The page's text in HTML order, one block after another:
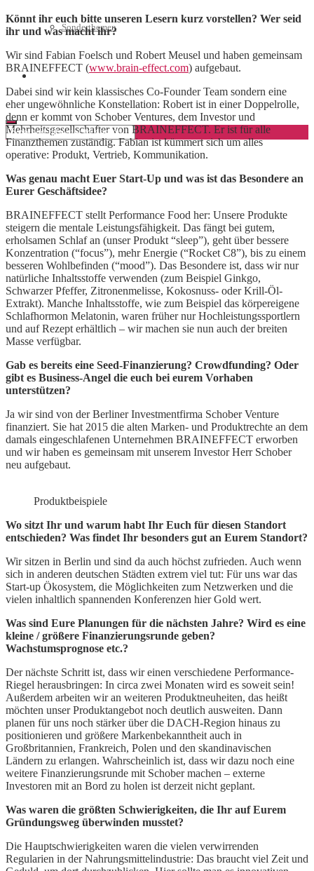
Sonderthemen
Geschäftskonto eröffnen
Könnt ihr euch bitte unseren Lesern kurz vorstellen? Wer seid
ihr und was macht ihr?
Wir sind Fabian Foelsch und Robert Meusel und haben gemeinsam
BRAINEFFECT (www.brain-effect.com) aufgebaut.
Dabei sind wir kein klassisches Co-Founder Team sondern eine
eher ungewöhnliche Konstellation: Robert ist in einer Doppelrolle,
denn er kommt von Schober Ventures, dem Investor und
Mehrheitsgesellschafter von BRAINEFFECT. Er ist für alle
Finanzthemen zuständig. Fabian ist kümmert sich um alles
operative: Produkt, Vertrieb, Kommunikation.
Was genau macht Euer Start-Up und was ist das Besondere an
Eurer Geschäftsidee?
BRAINEFFECT stellt Performance Food her: Unsere Produkte
steigern die mentale Leistungsfähigkeit. Das fängt bei gutem,
erholsamen Schlaf an (unser Produkt “sleep”), geht über bessere
Konzentration (“focus”), mehr Energie (“Rocket C8”), bis zu einem
besseren Wohlbefinden (“mood”). Das Besondere ist, dass wir nur
natürliche Inhaltsstoffe verwenden (zum Beispiel Ginkgo,
Schwarzer Pfeffer, Zitronenmelisse, Kokosnuss- oder Krill-Öl-
Extrakt). Manche Inhaltsstoffe, wie zum Beispiel das körpereigene
Schlafhormon Melatonin, waren früher nur Hochleistungssportlern
und auf Rezept erhältlich – wir machen sie nun auch der breiten
Masse verfügbar.
Gab es bereits eine Seed-Finanzierung? Crowdfunding? Oder
gibt es Business-Angel die euch bei eurem Vorhaben
unterstützen?
Ja wir sind von der Berliner Investmentfirma Schober Venture
finanziert. Sie hat 2015 die alten Marken- und Produktrechte an dem
damals eingeschlafenen Unternehmen BRAINEFFECT erworben
und wir haben es gemeinsam mit unserem Investor Herr Schober
neu aufgebaut.
Produktbeispiele
Wo sitzt Ihr und warum habt Ihr Euch für diesen Standort
entschieden? Was findet Ihr besonders gut an Eurem Standort?
Wir sitzen in Berlin und sind da auch höchst zufrieden. Auch wenn
sich in anderen deutschen Städten extrem viel tut: Für uns war das
Start-up Ökosystem, die Möglichkeiten zum Netzwerken und die
vielen inhaltlich spannenden Konferenzen hier Gold wert.
Was sind Eure Planungen für die nächsten Jahre? Wird es eine
kleine / größere Finanzierungsrunde geben?
Wachstumsprognose etc.?
Der nächste Schritt ist, dass wir einen verschiedene Performance-
Riegel herausbringen: In circa zwei Monaten wird es soweit sein!
Außerdem arbeiten wir an weiteren Produktneuheiten, das heißt
möchten unser Produktangebot noch deutlich ausweiten. Dann
planen für uns noch stärker über die DACH-Region hinaus zu
positionieren und größere Markenbekanntheit auch in
Großbritannien, Frankreich, Polen und den skandinavischen
Ländern zu erlangen. Wahrscheinlich ist, dass wir dazu noch eine
weitere Finanzierungsrunde mit Schober machen – externe
Investoren mit an Bord zu holen ist derzeit nicht geplant.
Was waren die größten Schwierigkeiten, die Ihr auf Eurem
Gründungsweg überwinden musstet?
Die Hauptschwierigkeiten waren die vielen verwirrenden
Regularien in der Nahrungsmittelindustrie: Das braucht viel Zeit und